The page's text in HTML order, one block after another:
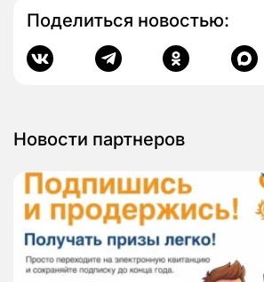
Поделиться новостью:
Новости партнеров